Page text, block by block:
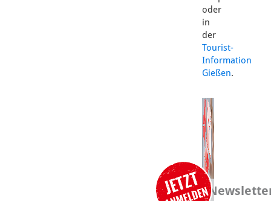
oder
in
der
Tourist-
Information
Gießen.